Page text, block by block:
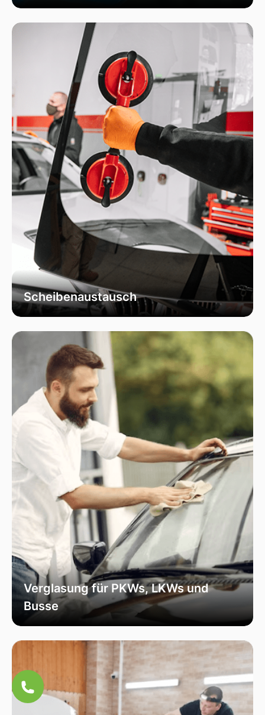
Sicherheit Ihrer Fahrzeugscheibe zu
gewährleisten. Vermeiden Sie größere Risse und
Schäden durch unser spezialisiertes Verfahren,
das die Integrität Ihrer Scheibe effektiv
wiederherstellt.
Scheibenaustausch
Bei uns erhalten Sie einen fachgerechten
Fahrzeugscheiben. Wir verwenden
ausschließlich hochwertiges Autoglas, das
speziell für Ihr Fahrzeugmodell geeignet ist, um
optimale Sicht und Sicherheit zu garantieren.
Verglasung für PKWs, LKWs und
Busse
Unsere Verglasungsdienste umfassen alle
Lastkraftwagen bis hin zu Bussen. Wir sorgen
für eine fachmännische Installation und hohe
Qualität, um die Sicherheit und Funktionalität
Ihres Fahrzeugs zu erhöhen.